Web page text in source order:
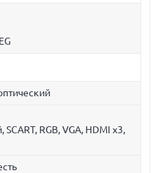
RGB, VGA, HDMI x3,